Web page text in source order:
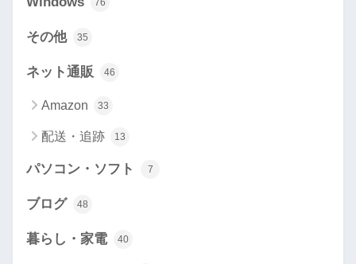
76
その他 35
ネット通販 46
Amazon 33
配送・追跡 13
パソコン・ソフト 7
ブログ 48
暮らし・家電 40